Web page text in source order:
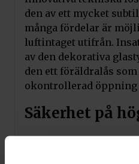
den av ett mycket
många fördelar är
luftintaget utifrån.
av den dekorativa
den ett föräldralås
okontrollerad öppning
Säkerhet på
användning, eftersom